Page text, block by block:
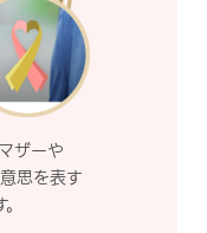
ザーや
思を表す